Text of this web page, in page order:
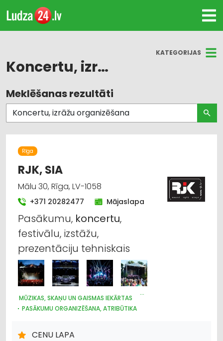
KATEGORIJAS
Koncertu, izrāžu organizēšana
Visas nozares
Koncertu, izrāžu organizēšana
Pasākumu organizēšana, atribūtika
Apgaismes tehnikas tirdzniecība
Audio un videotehnikas un piederumu
tirdzniecība
Elektrotehnisko iekārtu un elektromateriālu
ražošana
Noma
Meklēšanas rezultāti
Rīga
RJK, SIA
Mālu 30, Rīga, LV-1058
+371 20282477 Mājaslapa
Pasākumu, koncertu,
festivālu, izstāžu,
prezentāciju tehniskais
MŪZIKAS, SKAŅU UN GAISMAS IEKĀRTAS
PASĀKUMU ORGANIZĒŠANA, ATRIBŪTIKA
ELEKTROTEHNISKO IEKĀRTU UN ELEKTROMATERIĀLU RAŽOŠANA
CENU LAPA